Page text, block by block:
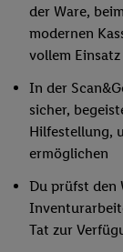
der Ware,
modernen
vollem Einsatz
In der
sicher,
Hilfestellung,
ermöglichen
Du prüfst den
Tat zur